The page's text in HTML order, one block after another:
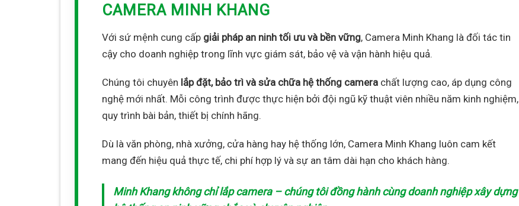
CAMERA MINH KHANG
Với sứ mệnh cung cấp giải pháp an ninh tối ưu và bền vững, Camera Minh Khang là đối tác tin
cậy cho doanh nghiệp trong lĩnh vực giám sát, bảo vệ và vận hành hiệu quả.
Chúng tôi chuyên lắp đặt, bảo trì và sửa chữa hệ thống camera chất lượng cao, áp dụng công
nghệ mới nhất. Mỗi công trình được thực hiện bởi đội ngũ kỹ thuật viên nhiều năm kinh nghiệm,
quy trình bài bản, thiết bị chính hãng.
Dù là văn phòng, nhà xưởng, cửa hàng hay hệ thống lớn, Camera Minh Khang luôn cam kết
mang đến hiệu quả thực tế, chi phí hợp lý và sự an tâm dài hạn cho khách hàng.
Minh Khang không chỉ lắp camera – chúng tôi đồng hành cùng doanh nghiệp xây dựng